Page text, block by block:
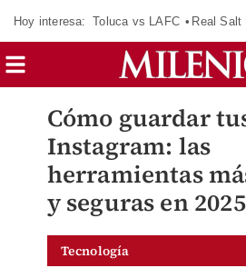
Hoy interesa: Toluca vs LAFC Real Salt
Cómo guardar
Instagram: las
herramientas
y seguras en 2025
Tecnología